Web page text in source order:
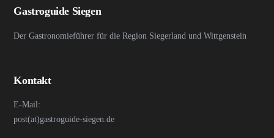
Gastroguide Siegen
Der Gastronomieführer für die Region Siegerland und Wittgenstein
Kontakt
E-Mail:
post(at)gastroguide-siegen.de